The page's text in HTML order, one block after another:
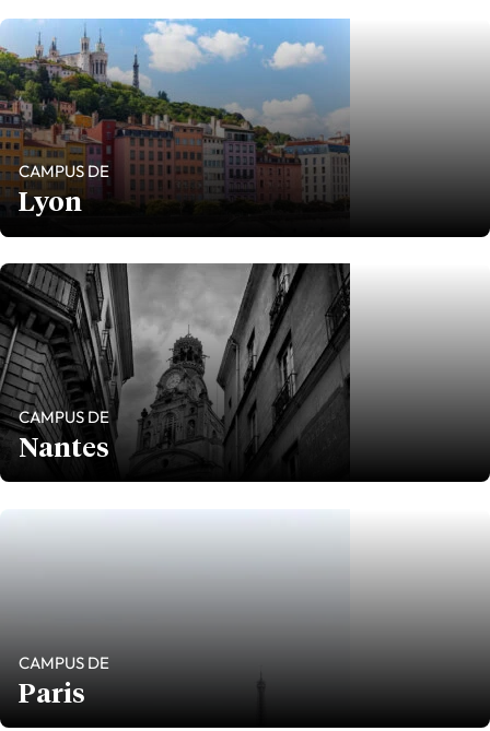
CAMPUS DE
Lyon
CAMPUS DE
Nantes
CAMPUS DE
Paris